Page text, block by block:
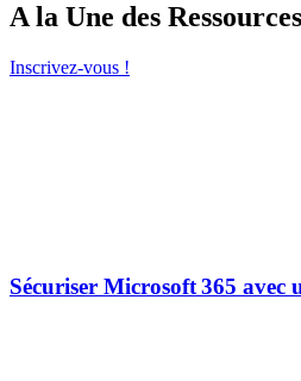
A la Une des
Inscrivez-vous !
Sécuriser Microsoft 365 avec